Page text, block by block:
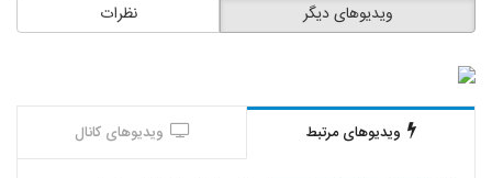
نظرات ویدیوهای دیگر
ویدیوهای مرتبط ویدیوهای کانال